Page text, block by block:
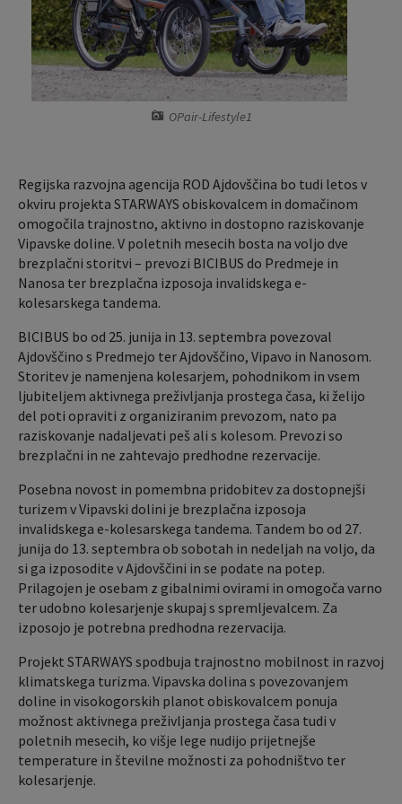
OPair-Lifestyle1
Regijska razvojna agencija ROD Ajdovščina bo tudi letos v
okviru projekta STARWAYS obiskovalcem in domačinom
omogočila trajnostno, aktivno in dostopno raziskovanje
Vipavske doline. V poletnih mesecih bosta na voljo dve
brezplačni storitvi – prevozi BICIBUS do Predmeje in
Nanosa ter brezplačna izposoja invalidskega e-
kolesarskega tandema.
BICIBUS bo od 25. junija in 13. septembra povezoval
Ajdovščino s Predmejo ter Ajdovščino, Vipavo in Nanosom.
Storitev je namenjena kolesarjem, pohodnikom in vsem
ljubiteljem aktivnega preživljanja prostega časa, ki želijo
del poti opraviti z organiziranim prevozom, nato pa
raziskovanje nadaljevati peš ali s kolesom. Prevozi so
brezplačni in ne zahtevajo predhodne rezervacije.
Posebna novost in pomembna pridobitev za dostopnejši
turizem v Vipavski dolini je brezplačna izposoja
invalidskega e-kolesarskega tandema. Tandem bo od 27.
junija do 13. septembra ob sobotah in nedeljah na voljo, da
si ga izposodite v Ajdovščini in se podate na potep.
Prilagojen je osebam z gibalnimi ovirami in omogoča varno
ter udobno kolesarjenje skupaj s spremljevalcem. Za
izposojo je potrebna predhodna rezervacija.
Projekt STARWAYS spodbuja trajnostno mobilnost in razvoj
klimatskega turizma. Vipavska dolina s povezovanjem
doline in visokogorskih planot obiskovalcem ponuja
možnost aktivnega preživljanja prostega časa tudi v
poletnih mesecih, ko višje lege nudijo prijetnejše
temperature in številne možnosti za pohodništvo ter
kolesarjenje.
Krajevne skupnosti
Naselja v občini
Temeljni akti občine
Strateški dokumenti
Katalog informacij javnega značaja
Predpisi in odloki
Lokalno glasilo
Načrt ravnanja s stvarnim premoženjem